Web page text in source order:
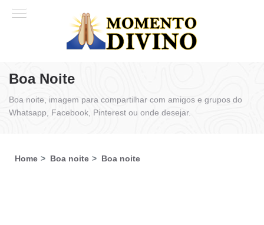
Boa Noite
Boa noite, imagem para compartilhar com amigos e grupos do
Whatsapp, Facebook, Pinterest ou onde desejar.
Home Boa noite Boa noite